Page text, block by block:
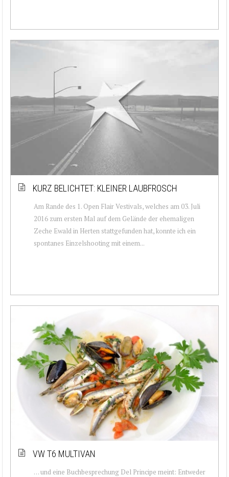
KURZ BELICHTET: KLEINER LAUBFROSCH
Am Rande des 1. Open Flair Vestivals, welches am 03. Juli
2016 zum ersten Mal auf dem Gelände der ehemaligen
Zeche Ewald in Herten stattgefunden hat, konnte ich ein
spontanes Einzelshooting mit einem...
VW T6 MULTIVAN
… und eine Buchbesprechung Del Principe meint: Entweder